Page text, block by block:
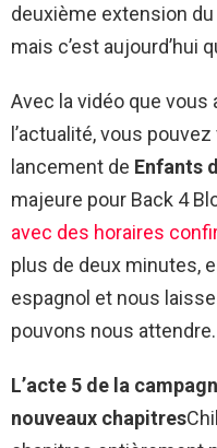
deuxième extension
mais c’est aujourd’hui
Avec la vidéo que vous
l’actualité, vous
lancement de Enfants
majeure pour Back 4
avec des horaires
plus de deux minutes,
espagnol et nous
pouvons nous attendre.
L’acte 5 de la
nouveaux chapitres